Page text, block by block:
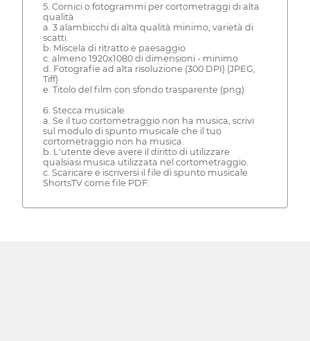
5. Cornici o fotogrammi per cortometraggi di alta
qualità
a. 3 alambicchi di alta qualità minimo, varietà di
scatti.
b. Miscela di ritratto e paesaggio
c. almeno 1920x1080 di dimensioni - minimo
d. Fotografie ad alta risoluzione (300 DPI) (JPEG,
Tiff)
e. Titolo del film con sfondo trasparente (png)
6. Stecca musicale
a. Se il tuo cortometraggio non ha musica, scrivi
sul modulo di spunto musicale che il tuo
cortometraggio non ha musica.
b. L'utente deve avere il diritto di utilizzare
qualsiasi musica utilizzata nel cortometraggio.
c. Scaricare e iscriversi il file di spunto musicale
ShortsTV come file PDF.